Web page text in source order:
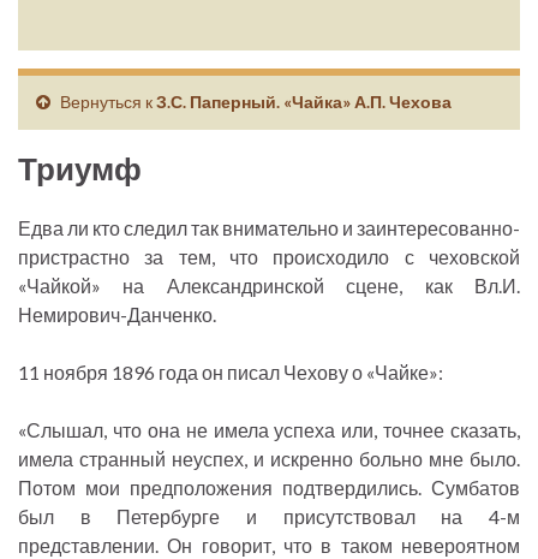
Вернуться кЗ.С. Паперный. «Чайка» А.П. Чехова
Триумф
Едва ли кто следил так внимательно и заинтересованно-
пристрастно за тем, что происходило с чеховской
«Чайкой» на Александринской сцене, как Вл.И.
Немирович-Данченко.
11 ноября 1896 года он писал Чехову о «Чайке»:
«Слышал, что она не имела успеха или, точнее сказать,
имела странный неуспех, и искренно больно мне было.
Потом мои предположения подтвердились. Сумбатов
был в Петербурге и присутствовал на 4-м
представлении. Он говорит, что в таком невероятном